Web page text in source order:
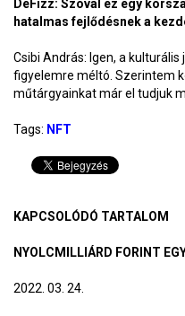
DeFizz: Szóval ez egy
hatalmas fejlődésnek a
Csibi András: Igen, a
figyelemre méltó. Szerintem
műtárgyainkat már el tudjuk
Tags: NFT
KAPCSOLÓDÓ TARTALOM
NYOLCMILLIÁRD FORINT
2022. 03. 24.